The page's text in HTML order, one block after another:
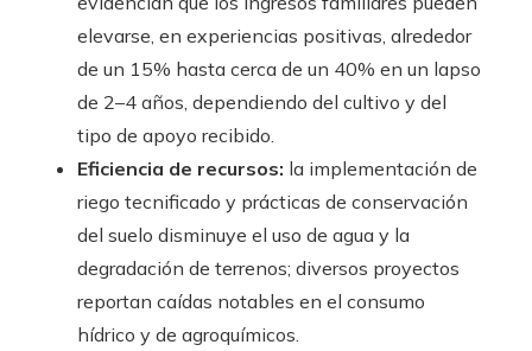
elevarse, en experiencias positivas, alrededor
de un 15% hasta cerca de un 40% en un lapso
de 2–4 años, dependiendo del cultivo y del
tipo de apoyo recibido.
Eficiencia de recursos: la implementación de
riego tecnificado y prácticas de conservación
del suelo disminuye el uso de agua y la
degradación de terrenos; diversos proyectos
reportan caídas notables en el consumo
hídrico y de agroquímicos.